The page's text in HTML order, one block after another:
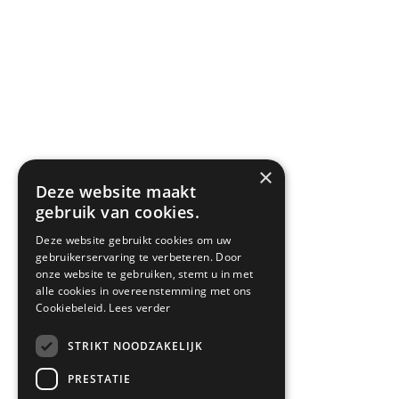
×
Deze website maakt
gebruik van cookies.
Deze website gebruikt cookies om uw
gebruikerservaring te verbeteren. Door
onze website te gebruiken, stemt u in met
alle cookies in overeenstemming met ons
Cookiebeleid. Lees verder
STRIKT NOODZAKELIJK
PRESTATIE